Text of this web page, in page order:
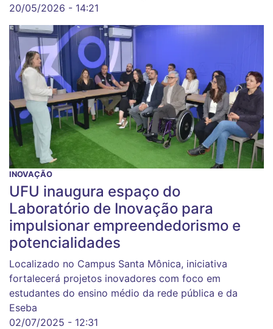
20/05/2026 - 14:21
INOVAÇÃO
UFU inaugura espaço do
Laboratório de Inovação para
impulsionar empreendedorismo e
potencialidades
Localizado no Campus Santa Mônica, iniciativa
fortalecerá projetos inovadores com foco em
estudantes do ensino médio da rede pública e da
Eseba
02/07/2025 - 12:31